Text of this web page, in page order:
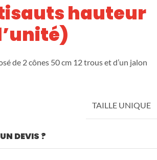
hauteur
de 2 cônes 50 cm 12 trous et d’un jalon
TAILLE UNIQUE
DEVIS ?